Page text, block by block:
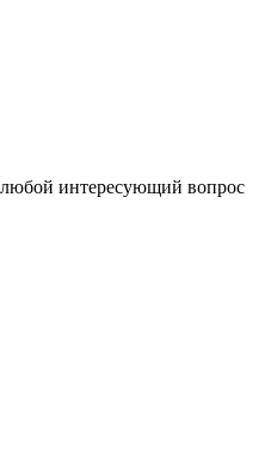
интересующий вопрос